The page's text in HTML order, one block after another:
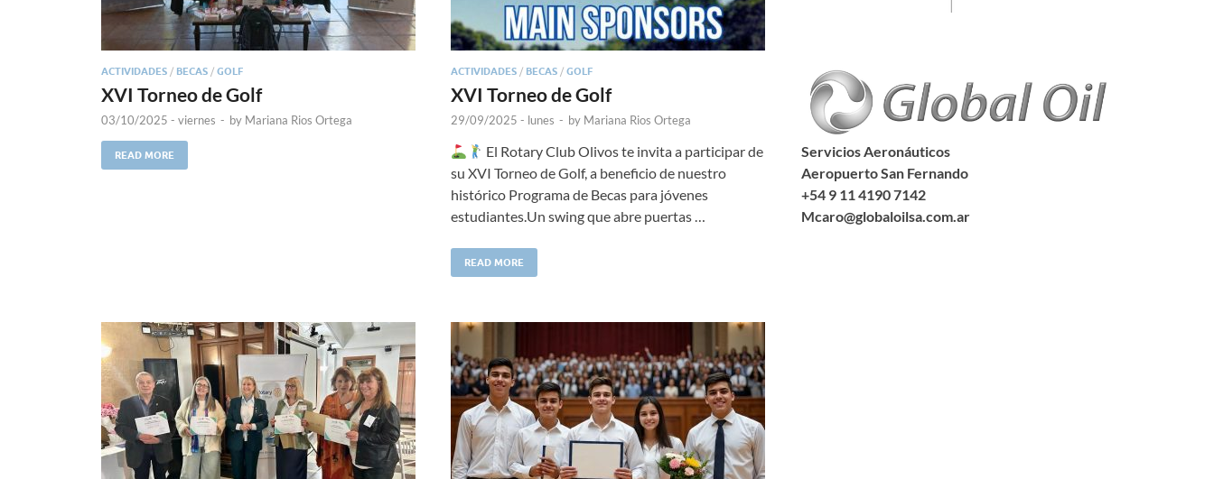
ACTIVIDADES / BECAS / GOLF
XVI Torneo de Golf
03/10/2025 - viernes - by Mariana Rios Ortega
READ MORE
ACTIVIDADES / BECAS / GOLF
XVI Torneo de Golf
29/09/2025 - lunes - by Mariana Rios Ortega
El Rotary Club Olivos te invita a participar de
su XVI Torneo de Golf, a beneficio de nuestro
histórico Programa de Becas para jóvenes
estudiantes.Un swing que abre puertas …
READ MORE
Servicios Aeronáuticos
Aeropuerto San Fernando
+54 9 11 4190 7142
Mcaro@globaloilsa.com.ar